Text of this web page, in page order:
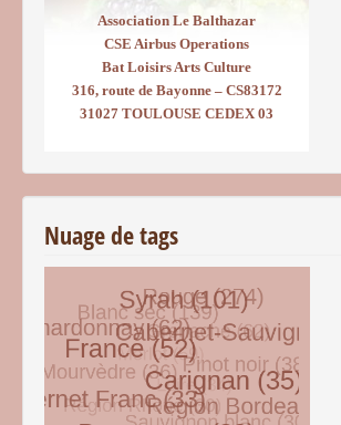
Association Le Balthazar
CSE Airbus Operations
Bat Loisirs Arts Culture
316, route de Bayonne – CS83172
31027 TOULOUSE CEDEX 03
Nuage de tags